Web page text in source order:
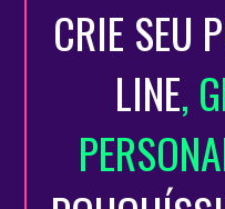
CRIE SEU
LINE,